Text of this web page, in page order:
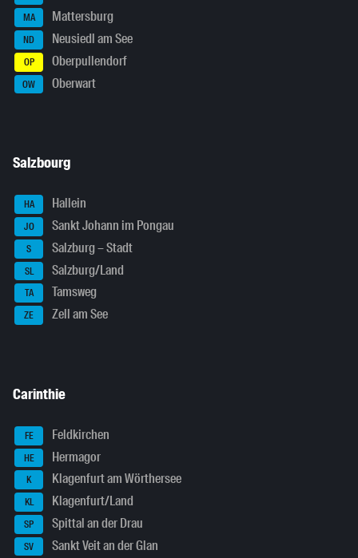
MA Mattersburg
ND Neusiedl am See
OP Oberpullendorf
OW Oberwart
Salzbourg
HA Hallein
JO Sankt Johann im Pongau
S Salzburg – Stadt
SL Salzburg/Land
TA Tamsweg
ZE Zell am See
Carinthie
FE Feldkirchen
HE Hermagor
K Klagenfurt am Wörthersee
KL Klagenfurt/Land
SP Spittal an der Drau
SV Sankt Veit an der Glan